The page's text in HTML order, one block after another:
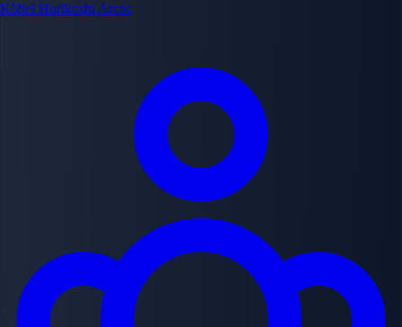
Kōhei Horikoshi Arcos